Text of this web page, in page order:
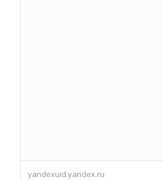
yandexuid.yandex.ru